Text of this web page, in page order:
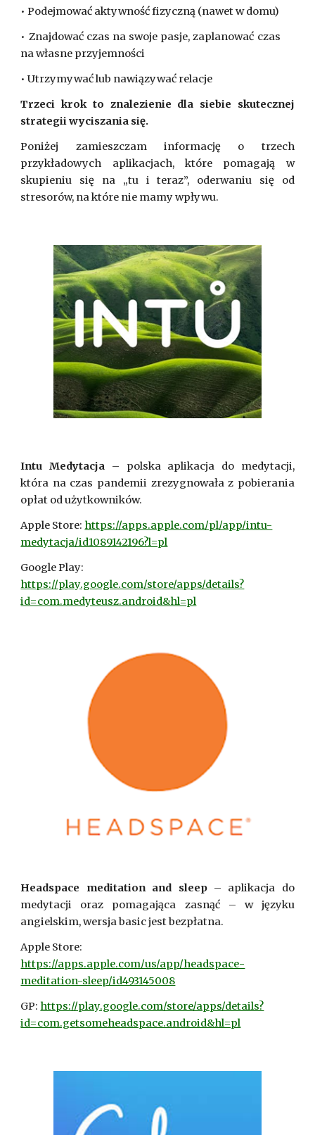
• Podejmować aktywność fizyczną (nawet w domu)
• Znajdować czas na swoje pasje, zaplanować czas
na własne przyjemności
• Utrzymywać lub nawiązywać relacje
Trzeci krok to znalezienie dla siebie skutecznej
strategii wyciszania się.
Poniżej zamieszczam informację o trzech
przykładowych aplikacjach, które pomagają w
skupieniu się na „tu i teraz”, oderwaniu się od
stresorów, na które nie mamy wpływu.
Intu Medytacja – polska aplikacja do medytacji,
która na czas pandemii zrezygnowała z pobierania
opłat od użytkowników.
Apple Store: https://apps.apple.com/pl/app/intu-
medytacja/id1089142196?l=pl
https://play.google.com/store/apps/details?
id=com.medyteusz.android&hl=pl
Headspace meditation and sleep– aplikacja do
medytacji oraz pomagająca zasnąć – w języku
angielskim, wersja basic jest bezpłatna.
https://apps.apple.com/us/app/headspace-
meditation-sleep/id493145008
GP: https://play.google.com/store/apps/details?
id=com.getsomeheadspace.android&hl=pl